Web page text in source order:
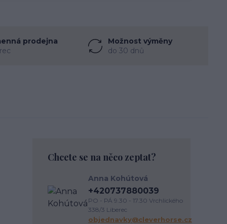
prodejna
Možnost výměny
do 30 dnů
Chcete se na něco zeptat?
Anna Kohútová
+420737880039
PO - PÁ 9.30 - 17.30 Vrchlického
338/3 Liberec
objednavky@cleverhorse.cz